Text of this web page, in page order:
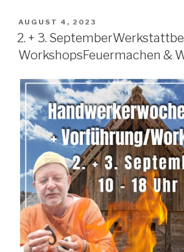
AUGUST 4, 2023
2. + 3.
WorkshopsFeuermachen &